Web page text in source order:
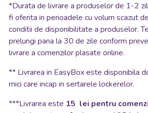
*Durata de livrare a produselor de 1-2
fi oferita in perioadele cu volum scazut
conditii de disponibilitate a produselor.
prelungi pana la 30 de zile conform
livrare a comenzilor plasate online.
** Livrarea in EasyBox este disponibila
mici care incap in sertarele lockerelor.
***Livrarea este 15 lei pentru